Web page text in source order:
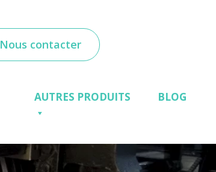
Nous contacter
AUTRES PRODUITS BLOG